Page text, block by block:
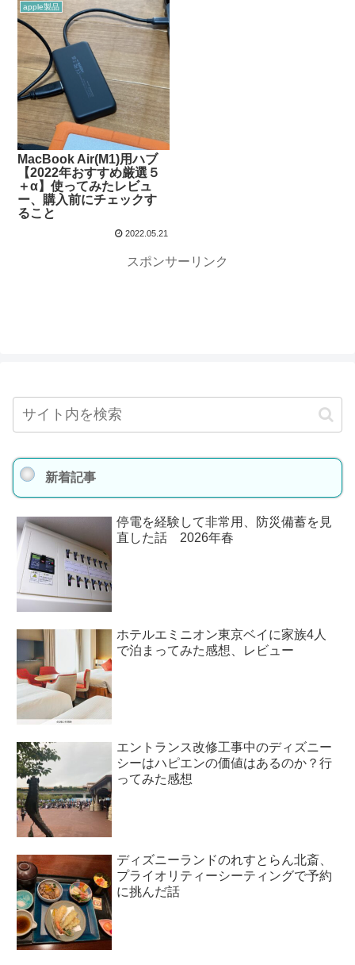
apple製品
MacBook Air(M1)用ハブ
【2022年おすすめ厳選５
＋α】使ってみたレビュ
ー、購入前にチェックす
ること
2022.05.21
スポンサーリンク
新着記事
停電を経験して非常用、防災備蓄を見
直した話 2026年春
ホテルエミニオン東京ベイに家族4人
で泊まってみた感想、レビュー
エントランス改修工事中のディズニー
シーはハピエンの価値はあるのか？行
ってみた感想
ディズニーランドのれすとらん北斎、
プライオリティーシーティングで予約
に挑んだ話